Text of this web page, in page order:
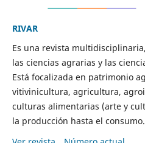
RIVAR
Es una revista
las ciencias agrarias y las
Está focalizada en patrimonio
vitivinicultura, agricultura,
culturas alimentarias (arte y
la producción hasta el consumo.